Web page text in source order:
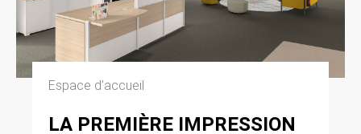
Espace d’accueil
LA PREMIÈRE IMPRESSION